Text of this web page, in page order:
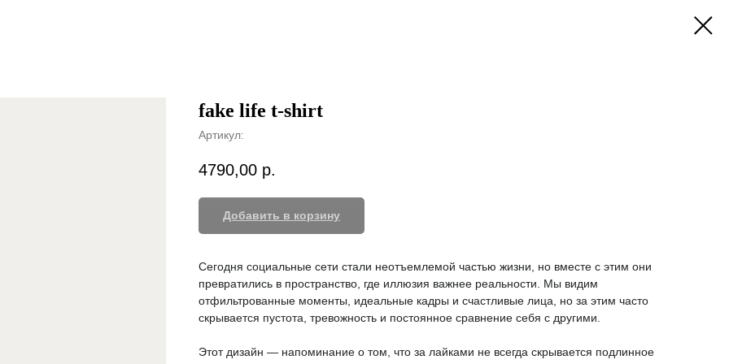
fake life t-shirt
Артикул:
4790,00 р.
Добавить в корзину
Сегодня социальные сети стали неотъемлемой частью жизни, но вместе с этим они
превратились в пространство, где иллюзия важнее реальности. Мы видим
отфильтрованные моменты, идеальные кадры и счастливые лица, но за этим часто
скрывается пустота, тревожность и постоянное сравнение себя с другими.
Этот дизайн — напоминание о том, что за лайками не всегда скрывается подлинное